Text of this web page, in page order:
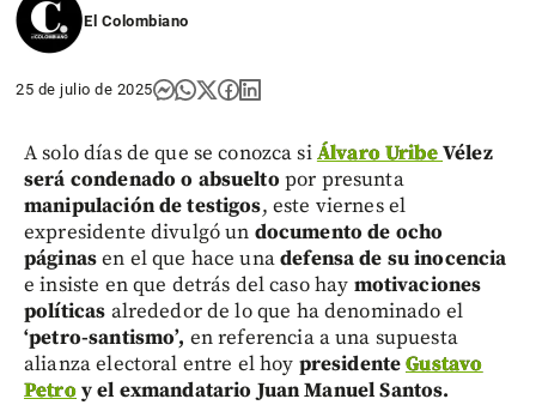
El Colombiano
25 de julio de 2025
A solo días de que se conozca siÁlvaro UribeVélez
será condenado o absuelto por presunta
manipulación de testigos, este viernes el
expresidente divulgó un documento de ocho
páginasen el que hace unadefensa de su inocencia
e insiste en que detrás del caso hay motivaciones
políticas alrededor de lo que ha denominado el
‘petro-santismo’, en referencia a una supuesta
alianza electoral entre el hoy presidenteGustavo
Petroy el exmandatario Juan Manuel Santos.